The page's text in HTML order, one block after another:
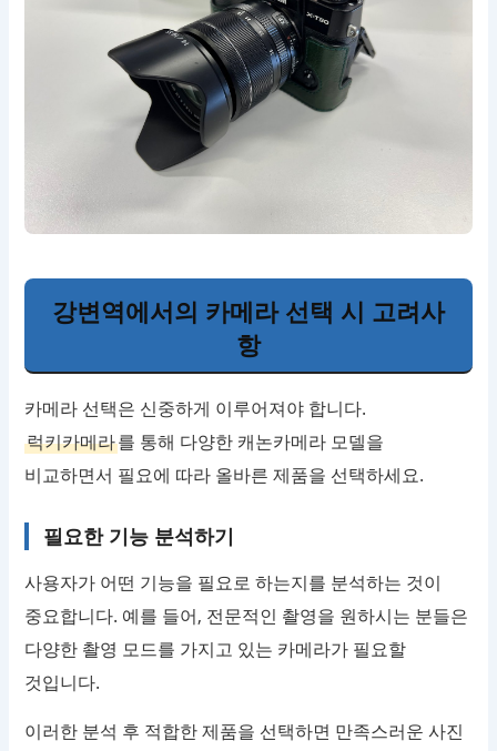
강변역에서의 카메라 선택 시 고려사
항
카메라 선택은 신중하게 이루어져야 합니다.
럭키카메라를 통해 다양한 캐논카메라 모델을
비교하면서 필요에 따라 올바른 제품을 선택하세요.
필요한 기능 분석하기
사용자가 어떤 기능을 필요로 하는지를 분석하는 것이
중요합니다. 예를 들어, 전문적인 촬영을 원하시는 분들은
다양한 촬영 모드를 가지고 있는 카메라가 필요할
것입니다.
이러한 분석 후 적합한 제품을 선택하면 만족스러운 사진